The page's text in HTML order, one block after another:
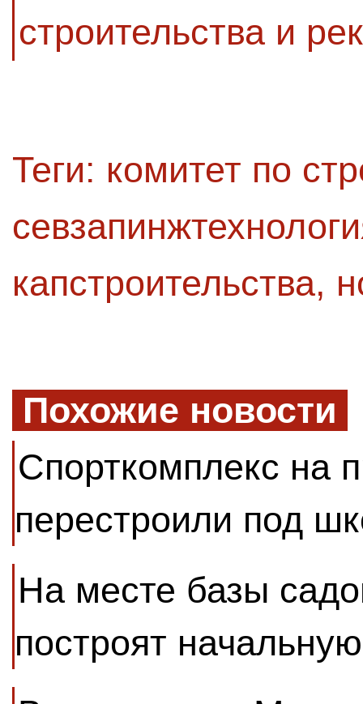
строительства и
Теги: комитет по
капстроительства,
Похожие новости
Спорткомплекс на
перестроили под
На месте базы
построят